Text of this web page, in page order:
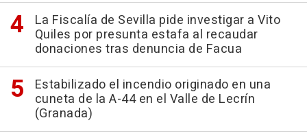
La Fiscalía de Sevilla pide investigar a Vito
Quiles por presunta estafa al recaudar
donaciones tras denuncia de Facua
Estabilizado el incendio originado en una
cuneta de la A-44 en el Valle de Lecrín
(Granada)